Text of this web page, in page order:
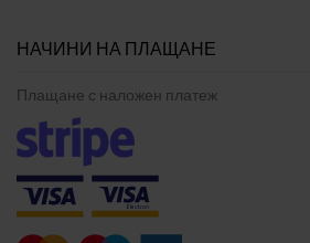
НАЧИНИ НА ПЛАЩАНЕ
Плащане с наложен платеж